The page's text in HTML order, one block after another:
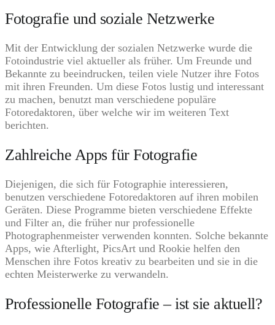
Fotografie und soziale Netzwerke
Mit der Entwicklung der sozialen Netzwerke wurde die
Fotoindustrie viel aktueller als früher. Um Freunde und
Bekannte zu beeindrucken, teilen viele Nutzer ihre Fotos
mit ihren Freunden. Um diese Fotos lustig und interessant
zu machen, benutzt man verschiedene populäre
Fotoredaktoren, über welche wir im weiteren Text
berichten.
Zahlreiche Apps für Fotografie
Diejenigen, die sich für Fotographie interessieren,
benutzen verschiedene Fotoredaktoren auf ihren mobilen
Geräten. Diese Programme bieten verschiedene Effekte
und Filter an, die früher nur professionelle
Photographenmeister verwenden konnten. Solche bekannte
Apps, wie Afterlight, PicsArt und Rookie helfen den
Menschen ihre Fotos kreativ zu bearbeiten und sie in die
echten Meisterwerke zu verwandeln.
Professionelle Fotografie – ist sie aktuell?